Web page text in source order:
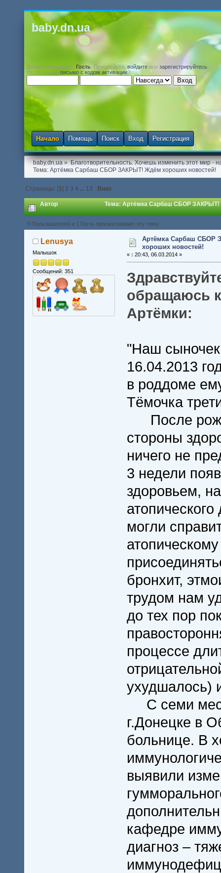
baby.dn.ua
Добро пожаловать, Гость . Пожалуйста,войдите или зарегистрируйтесь
Не получили письмо с кодом активации?
Начало Помощь Поиск Вход Регистрация
baby.dn.ua» Благотворительность. Хочешь изменить этот мир -
Тема: Артёмка Сарбаш СБОР ЗАКРЫТ! Ждём хороших новостей!
Страницы: [1] 2 3 4 ... 13 Вниз
Автор Тема: Артёмка Сарбаш СБОР ЗАКРЫТ!
0 Пользователей и 1 Гость просматривают эту тему.
Lenusya
Малышок
Сообщений: 351
Артёмка Сарбаш СБОР
хороших новостей!
« : 20:43, 06.03.2014 »
обращаюсь
Артёмки:
"Наш
16.04.2013
в роддоме
Тёмочка
После
стороны
ничего не
3 недели
здоровьем,
могли
бронхит,
трудом нам
до тех пор
процессе
ухудшалось)
С семи
г.Донецке в
больнице. В
выявили
кафедре
диагноз –